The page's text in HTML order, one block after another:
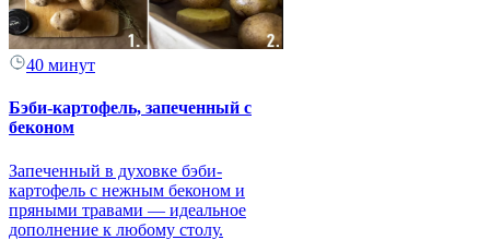
40 минут
Бэби-картофель, запеченный с
беконом
Запеченный в духовке бэби-
картофель с нежным беконом и
пряными травами — идеальное
дополнение к любому столу.